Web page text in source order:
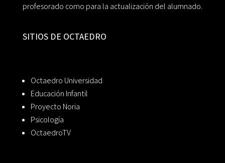
profesorado como para la actualización del alumnado.
SITIOS DE OCTAEDRO
Octaedro Universidad
Educación Infantil
Proyecto Noria
Psicología
OctaedroTV